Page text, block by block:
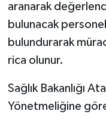
aranarak
bulunacak
bulundurarak
rica olunur.
Sağlık Bakanlığı
Yönetmeliğine